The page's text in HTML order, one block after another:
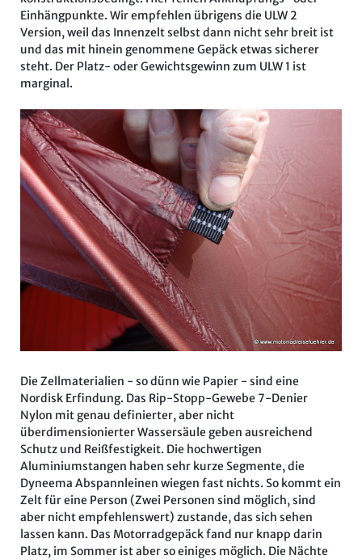
Einhängpunkte. Wir empfehlen übrigens die ULW 2
Version, weil das Innenzelt selbst dann nicht sehr breit ist
und das mit hinein genommene Gepäck etwas sicherer
steht. Der Platz- oder Gewichtsgewinn zum ULW 1 ist
marginal.
Die Zellmaterialien - so dünn wie Papier - sind eine
Nordisk Erfindung. Das Rip-Stopp-Gewebe 7-Denier
Nylon mit genau definierter, aber nicht
überdimensionierter Wassersäule geben ausreichend
Schutz und Reißfestigkeit. Die hochwertigen
Aluminiumstangen haben sehr kurze Segmente, die
Dyneema Abspannleinen wiegen fast nichts. So kommt ein
Zelt für eine Person (Zwei Personen sind möglich, sind
aber nicht empfehlenswert) zustande, das sich sehen
lassen kann. Das Motorradgepäck fand nur knapp darin
Platz, im Sommer ist aber so einiges möglich. Die Nächte